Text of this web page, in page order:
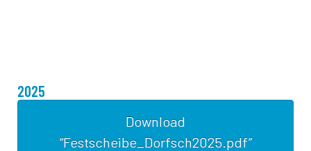
2025
Download
“Festscheibe_Dorfsch2025.pdf”